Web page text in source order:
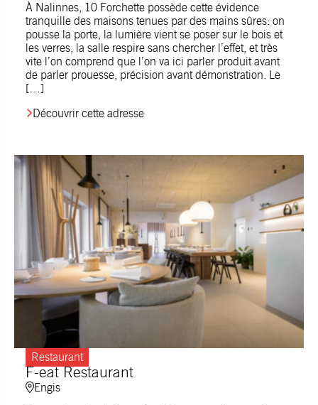
À Nalinnes, 10 Forchette possède cette évidence
tranquille des maisons tenues par des mains sûres: on
pousse la porte, la lumière vient se poser sur le bois et
les verres, la salle respire sans chercher l’effet, et très
vite l’on comprend que l’on va ici parler produit avant
de parler prouesse, précision avant démonstration. Le
[…]
Découvrir cette adresse
F-eat Restaurant
Restaurant
Engis